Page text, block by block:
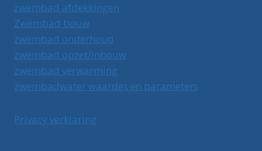
zwembad afdekkingen
Zwembad bouw
zwembad onderhoud
zwembad opzet/inbouw
zwembad verwarming
zwembadwater waardes en parameters
Privacy verklaring